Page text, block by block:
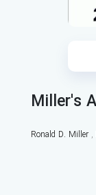
Ronald D. Miller,